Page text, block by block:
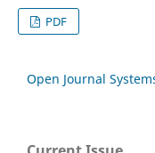
PDF
Open Journal